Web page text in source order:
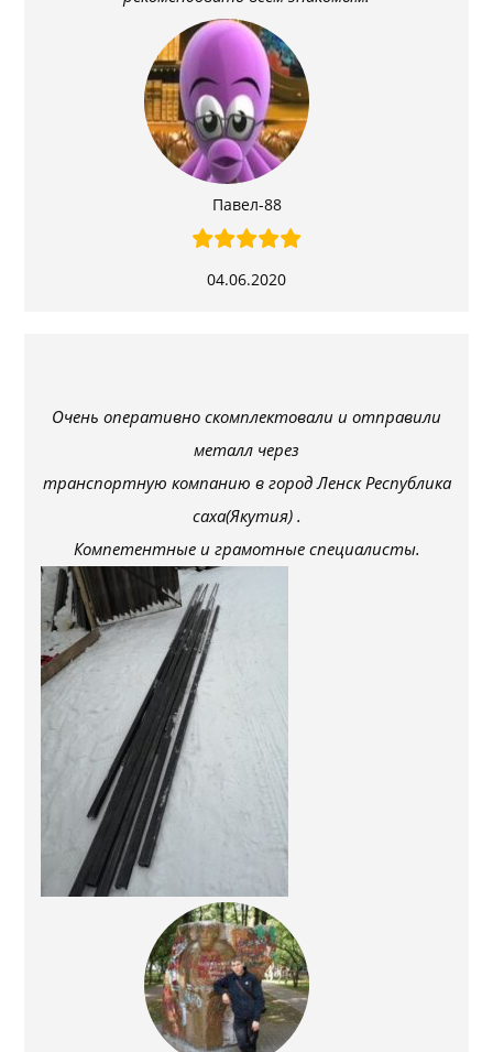
Павел-88
04.06.2020
Очень оперативно скомплектовали и отправили
металл через
транспортную компанию в город Ленск Республика
саха(Якутия) .
Компетентные и грамотные специалисты.